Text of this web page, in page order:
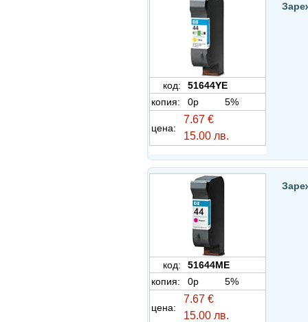
код:
51644YE
копия:
0p 5%
цена:
7.67 €
15.00 лв.
код:
51644ME
копия:
0p 5%
цена:
7.67 €
15.00 лв.